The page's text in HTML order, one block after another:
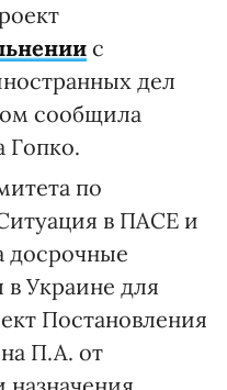
с
дел
сообщила
Гопко.
по
в ПАСЕ и
досрочные
Украине для
Постановления
П.А. от